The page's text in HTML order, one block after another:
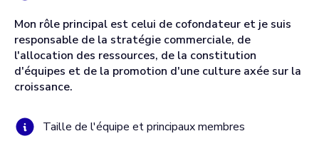
Mon rôle principal est celui de cofondateur et je suis
responsable de la stratégie commerciale, de
l'allocation des ressources, de la constitution
d'équipes et de la promotion d'une culture axée sur la
croissance.
Taille de l'équipe et principaux membres